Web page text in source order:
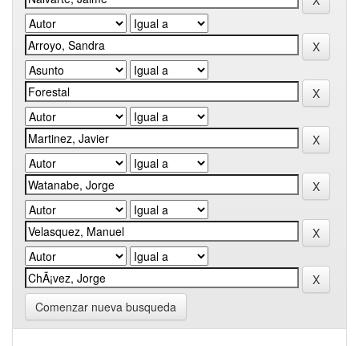
Comenzar nueva busqueda